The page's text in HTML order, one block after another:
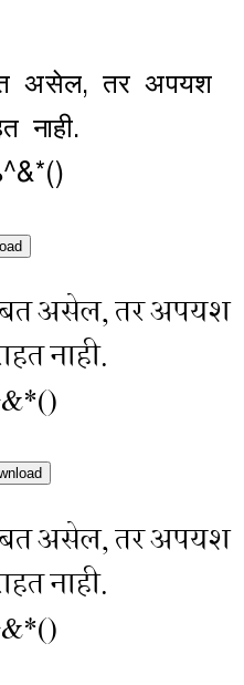
असेल, तर अपयश
नाही.
असेल, तर अपयश
नाही.
असेल, तर अपयश
नाही.